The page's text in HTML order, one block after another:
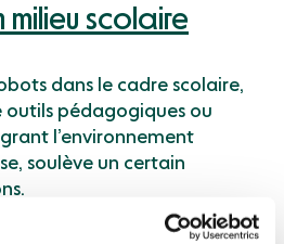
scolaire
dans le cadre scolaire,
outils pédagogiques ou
l’environnement
soulève un certain